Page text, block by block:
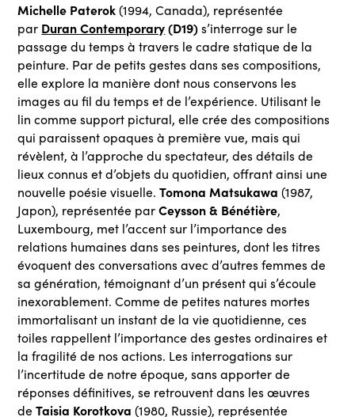
Michelle Paterok(1994, Canada), représentée
par Duran Contemporary(D19)s’interroge sur le
passage du temps à travers le cadre statique de la
peinture. Par de petits gestes dans ses compositions,
elle explore la manière dont nous conservons les
images au fil du temps et de l’expérience. Utilisant le
lin comme support pictural, elle crée des compositions
qui paraissent opaques à première vue, mais qui
révèlent, à l’approche du spectateur, des détails de
lieux connus et d’objets du quotidien, offrant ainsi une
nouvelle poésie visuelle.Tomona Matsukawa (1987,
Japon), représentée parCeysson & Bénétière,
Luxembourg, met l’accent sur l’importance des
relations humaines dans ses peintures, dont les titres
évoquent des conversations avec d’autres femmes de
sa génération, témoignant d’un présent qui s’écoule
inexorablement. Comme de petites natures mortes
immortalisant un instant de la vie quotidienne, ces
toiles rappellent l’importance des gestes ordinaires et
la fragilité de nos actions. Les interrogations sur
l’incertitude de notre époque, sans apporter de
réponses définitives, se retrouvent dans les œuvres
deTaisia Korotkova (1980, Russie), représentée